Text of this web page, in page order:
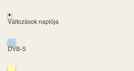
+
Változások naplója
DVB-S